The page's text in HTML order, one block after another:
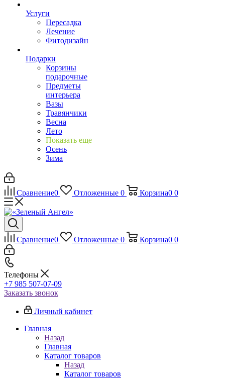
Услуги
Пересадка
Лечение
Фитодизайн
Подарки
Корзины
подарочные
Предметы
интерьера
Вазы
Травянчики
Весна
Лето
Показать еще
Осень
Зима
Сравнение0 Отложенные 0 Корзина0 0
Сравнение0 Отложенные 0 Корзина0 0
Телефоны
+7 985 507-07-09
Заказать звонок
Личный кабинет
Главная
Назад
Главная
Каталог товаров
Назад
Каталог товаров